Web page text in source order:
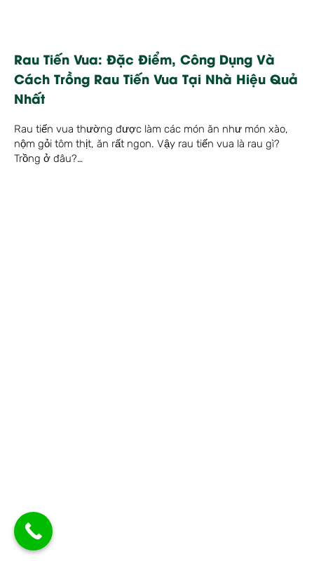
Rau Tiến Vua: Đặc Điểm, Công Dụng Và
Cách Trồng Rau Tiến Vua Tại Nhà Hiệu Quả
Nhất
Rau tiến vua thường được làm các món ăn như món xào,
nộm gỏi tôm thịt, ăn rất ngon. Vậy rau tiến vua là rau gì?
Trồng ở đâu?…